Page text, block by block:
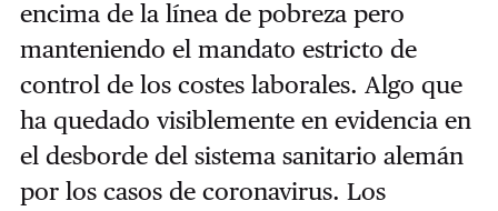
encima de la línea de pobreza pero
manteniendo el mandato estricto de
control de los costes laborales. Algo que
ha quedado visiblemente en evidencia en
el desborde del sistema sanitario alemán
por los casos de coronavirus. Los